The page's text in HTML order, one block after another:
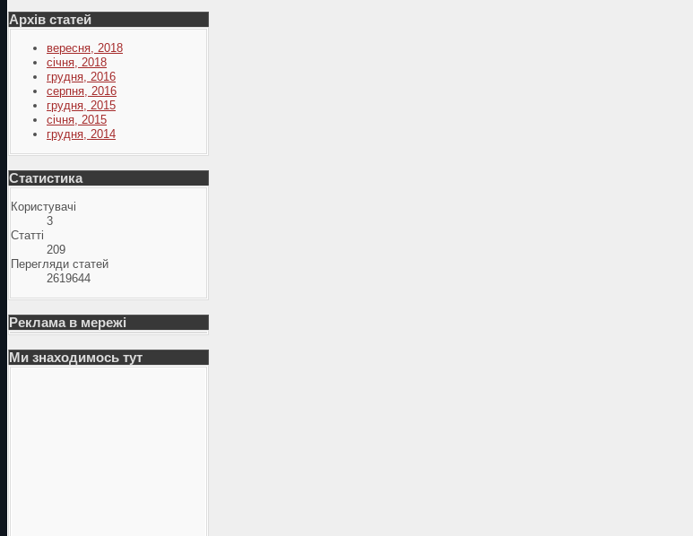
Архів статей
вересня, 2018
січня, 2018
грудня, 2016
серпня, 2016
грудня, 2015
січня, 2015
грудня, 2014
Статистика
Користувачі
3
Статті
209
Перегляди статей
2619644
Реклама в мережі
Ми знаходимось тут